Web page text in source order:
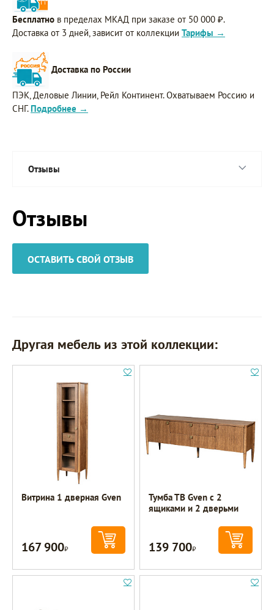
Бесплатно в пределах МКАД при заказе от 50 000 ₽.
Доставка от 3 дней, зависит от коллекции Тарифы →
Доставка по России
ПЭК, Деловые Линии, Рейл Континент. Охватываем Россию и
СНГ. Подробнее →
Отзывы
Отзывы
ОСТАВИТЬ СВОЙ ОТЗЫВ
Другая мебель из этой коллекции:
Витрина 1 дверная Gven
167 900Р
Тумба ТВ Gven с 2
ящиками и 2 дверьми
139 700Р